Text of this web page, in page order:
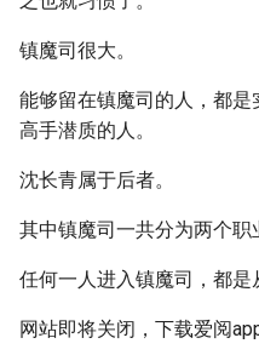
镇魔司很大。
能够留在镇魔司的人，都
高手潜质的人。
沈长青属于后者。
其中镇魔司一共分为两个职
任何一人进入镇魔司，都是
网站即将关闭，下载爱阅